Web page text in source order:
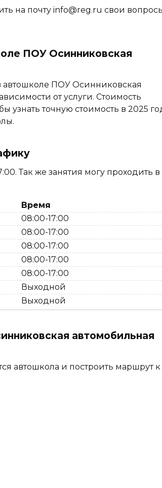
на почту info@reg.ru свои
ПОУ Осинниковская
ПОУ Осинниковская
от услуги. Стоимость
узнать точную стоимость в 2025
Так же занятия могу проходить в
Время
08:00-17:00
08:00-17:00
08:00-17:00
08:00-17:00
08:00-17:00
Выходной
Выходной
автомобильная
автошкола и построить маршрут